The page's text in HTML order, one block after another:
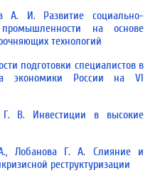
А. И. Развитие социально-
промышленности на основе
технологий
подготовки специалистов в
экономики России на VI
В. Инвестиции в высокие
Лобанова Г. А. Слияние и
ре­структуризации